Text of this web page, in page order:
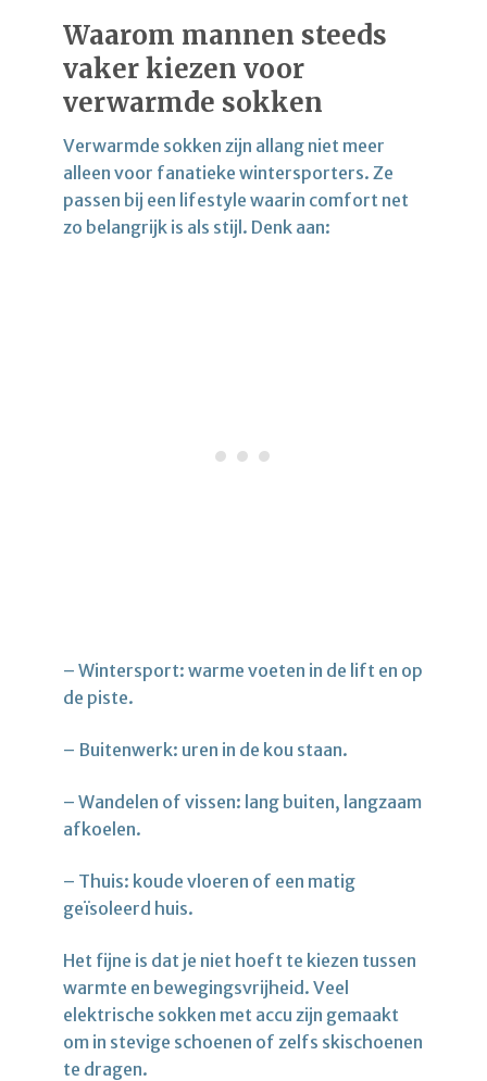
Waarom mannen steeds
vaker kiezen voor
verwarmde sokken
Verwarmde sokken zijn allang niet meer
alleen voor fanatieke wintersporters. Ze
passen bij een lifestyle waarin comfort net
zo belangrijk is als stijl. Denk aan:
– Wintersport: warme voeten in de lift en op
de piste.
– Buitenwerk: uren in de kou staan.
– Wandelen of vissen: lang buiten, langzaam
afkoelen.
– Thuis: koude vloeren of een matig
geïsoleerd huis.
Het fijne is dat je niet hoeft te kiezen tussen
warmte en bewegingsvrijheid. Veel
elektrische sokken met accu zijn gemaakt
om in stevige schoenen of zelfs skischoenen
te dragen.